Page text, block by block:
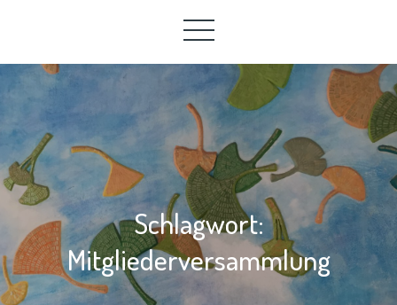
Schlagwort:
Mitgliederversammlung